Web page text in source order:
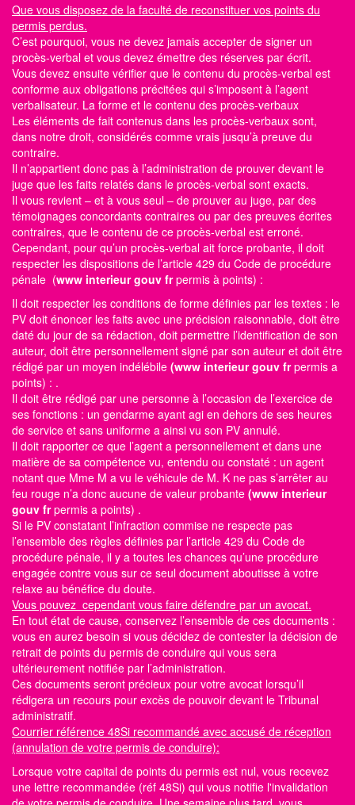
Que vous disposez de la faculté de reconstituer vos points du
permis perdus.
C’est pourquoi, vous ne devez jamais accepter de signer un
procès-verbal et vous devez émettre des réserves par écrit.
Vous devez ensuite vérifier que le contenu du procès-verbal est
conforme aux obligations précitées qui s’imposent à l’agent
verbalisateur. La forme et le contenu des procès-verbaux
Les éléments de fait contenus dans les procès-verbaux sont,
dans notre droit, considérés comme vrais jusqu’à preuve du
contraire.
Il n’appartient donc pas à l’administration de prouver devant le
juge que les faits relatés dans le procès-verbal sont exacts.
Il vous revient – et à vous seul – de prouver au juge, par des
témoignages concordants contraires ou par des preuves écrites
contraires, que le contenu de ce procès-verbal est erroné.
Cependant, pour qu’un procès-verbal ait force probante, il doit
respecter les dispositions de l’article 429 du Code de procédure
pénale (www interieur gouv frpermis à points) :
Il doit respecter les conditions de forme définies par les textes : le
PV doit énoncer les faits avec une précision raisonnable, doit être
daté du jour de sa rédaction, doit permettre l’identification de son
auteur, doit être personnellement signé par son auteur et doit être
rédigé par un moyen indélébile (www interieur gouv frpermis a
points) : .
Il doit être rédigé par une personne à l’occasion de l’exercice de
ses fonctions : un gendarme ayant agi en dehors de ses heures
de service et sans uniforme a ainsi vu son PV annulé.
Il doit rapporter ce que l’agent a personnellement et dans une
matière de sa compétence vu, entendu ou constaté : un agent
notant que Mme M a vu le véhicule de M. K ne pas s’arrêter au
feu rouge n’a donc aucune de valeur probante (www interieur
gouv frpermis a points) .
Si le PV constatant l’infraction commise ne respecte pas
l’ensemble des règles définies par l’article 429 du Code de
procédure pénale, il y a toutes les chances qu’une procédure
engagée contre vous sur ce seul document aboutisse à votre
relaxe au bénéfice du doute.
Vous pouvez cependant vous faire défendre par un avocat.
En tout état de cause, conservez l’ensemble de ces documents :
vous en aurez besoin si vous décidez de contester la décision de
retrait de points du permis de conduire qui vous sera
ultérieurement notifiée par l’administration.
Ces documents seront précieux pour votre avocat lorsqu’il
rédigera un recours pour excès de pouvoir devant le Tribunal
administratif.
Courrier référence 48Si recommandé avec accusé de réception
(annulation de votre permis de conduire):
Lorsque votre capital de points du permis est nul, vous recevez
une lettre recommandée (réf 48Si) qui vous notifie l'invalidation